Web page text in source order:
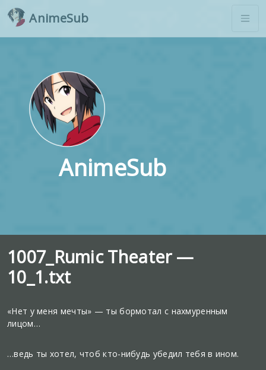
AnimeSub
AnimeSub
1007_Rumic Theater —
10_1.txt
«Нет у меня мечты» — ты бормотал с нахмуренным
лицом…
…ведь ты хотел, чтоб кто-нибудь убедил тебя в ином.